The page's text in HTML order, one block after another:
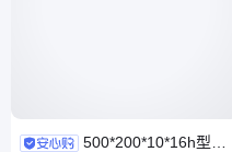
500*200*10*16h型